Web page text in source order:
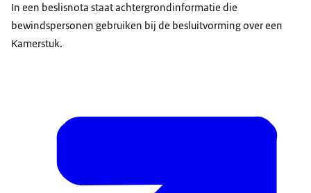
In een beslisnota staat achtergrondinformatie die
bewindspersonen gebruiken bij de besluitvorming over een
Kamerstuk.